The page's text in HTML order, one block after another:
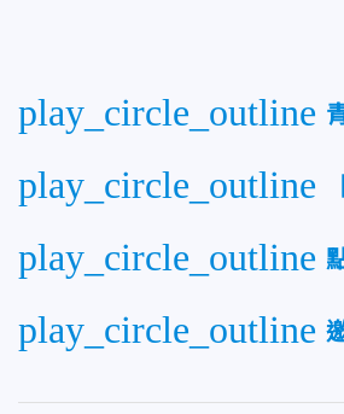
play_circle_outline
play_circle_outline
play_circle_outline
play_circle_outline